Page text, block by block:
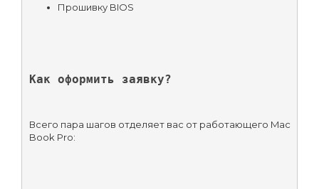
Прошивку BIOS
Как оформить заявку?
Всего пара шагов отделяет вас от работающего Mac
Book Pro: